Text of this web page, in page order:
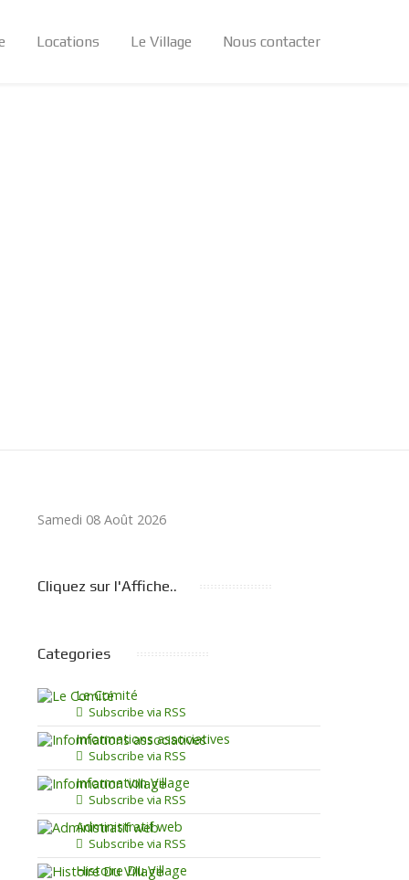
Locations Le Village Nous contacter
Samedi 08 Août 2026
Cliquez sur l'Affiche..
Categories
Le Comité
Subscribe via RSS
Informations associatives
Subscribe via RSS
Information Village
Subscribe via RSS
Administratif web
Subscribe via RSS
Histoire Du Village